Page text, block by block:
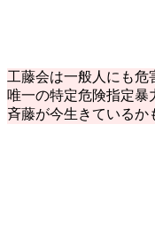
工藤会は一般人にも危
唯一の特定危険指定暴
斉藤が今生きているか